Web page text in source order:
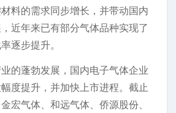
料的需求同步增长，并带动国内
近年来已有部分气体品种实现了
逐步提升。
的蓬勃发展，国内电子气体企业
度提升，并加快上市进程。截止
宏气体、和远气体、侨源股份、